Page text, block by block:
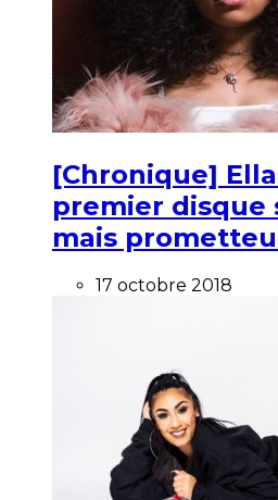
[Chronique]
premier disque
mais
17 octobre 2018